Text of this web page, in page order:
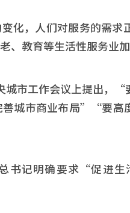
变化，人们对服务的需
、教育等生活性服务业加
城市工作会议上提出，“
善城市商业布局”“要
书记明确要求“促进生